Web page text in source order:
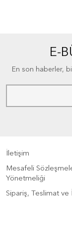
E-
En son haberler,
İletişim
Mesafeli
Yönetmeliği
Sipariş, Teslimat ve